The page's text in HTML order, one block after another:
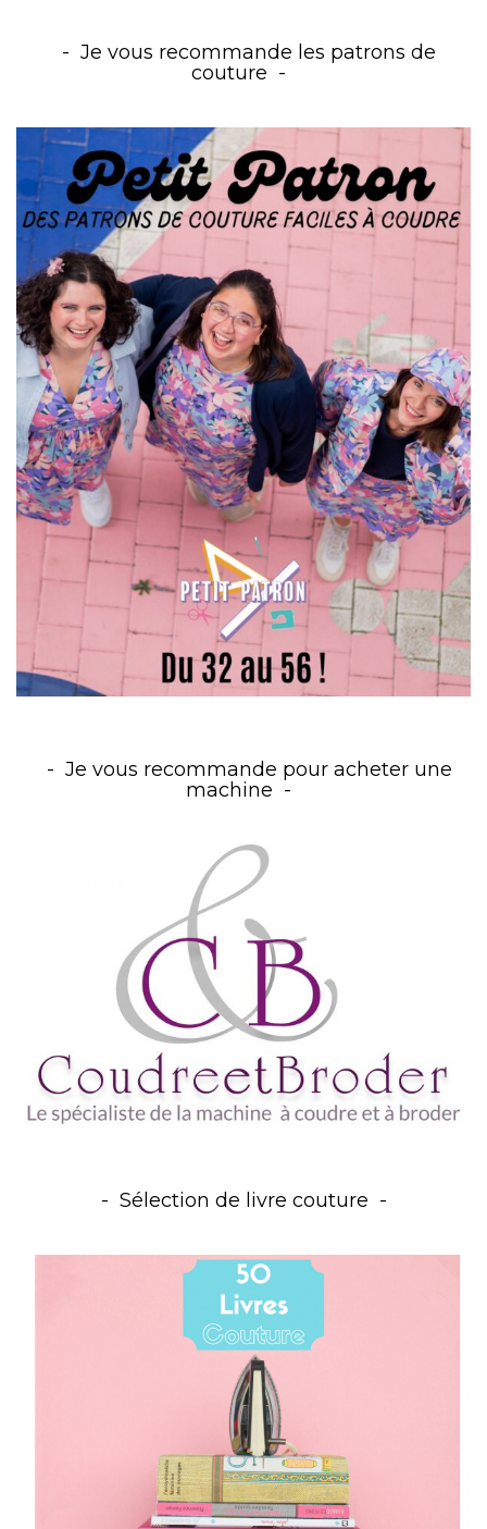
Je vous recommande les patrons de
couture
Je vous recommande pour acheter une
machine
Sélection de livre couture